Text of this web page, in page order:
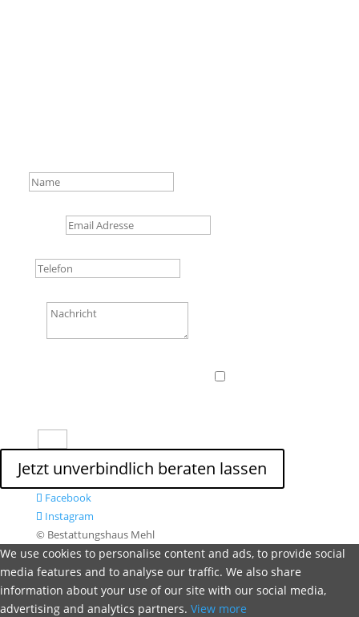
Jetzt unverbindlich beraten lassen
Facebook
Instagram
© Bestattungshaus Mehl
We use cookies to personalise content and ads, to provide social
media features and to analyse our traffic. We also share
information about your use of our site with our social media,
advertising and analytics partners. View more